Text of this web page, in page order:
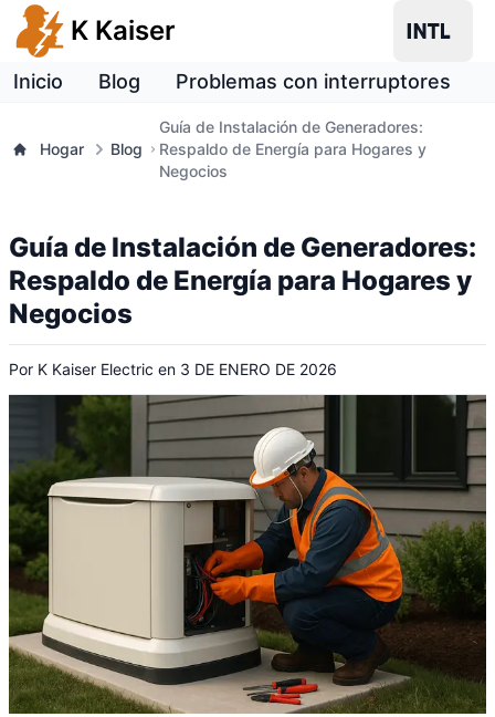
K Kaiser
Inicio Blog Problemas con interruptores
Hogar Blog
Guía de Instalación de Generadores:
Respaldo de Energía para Hogares y
Negocios
Guía de Instalación de Generadores:
Respaldo de Energía para Hogares y
Negocios
Por K Kaiser Electric en 3 DE ENERO DE 2026